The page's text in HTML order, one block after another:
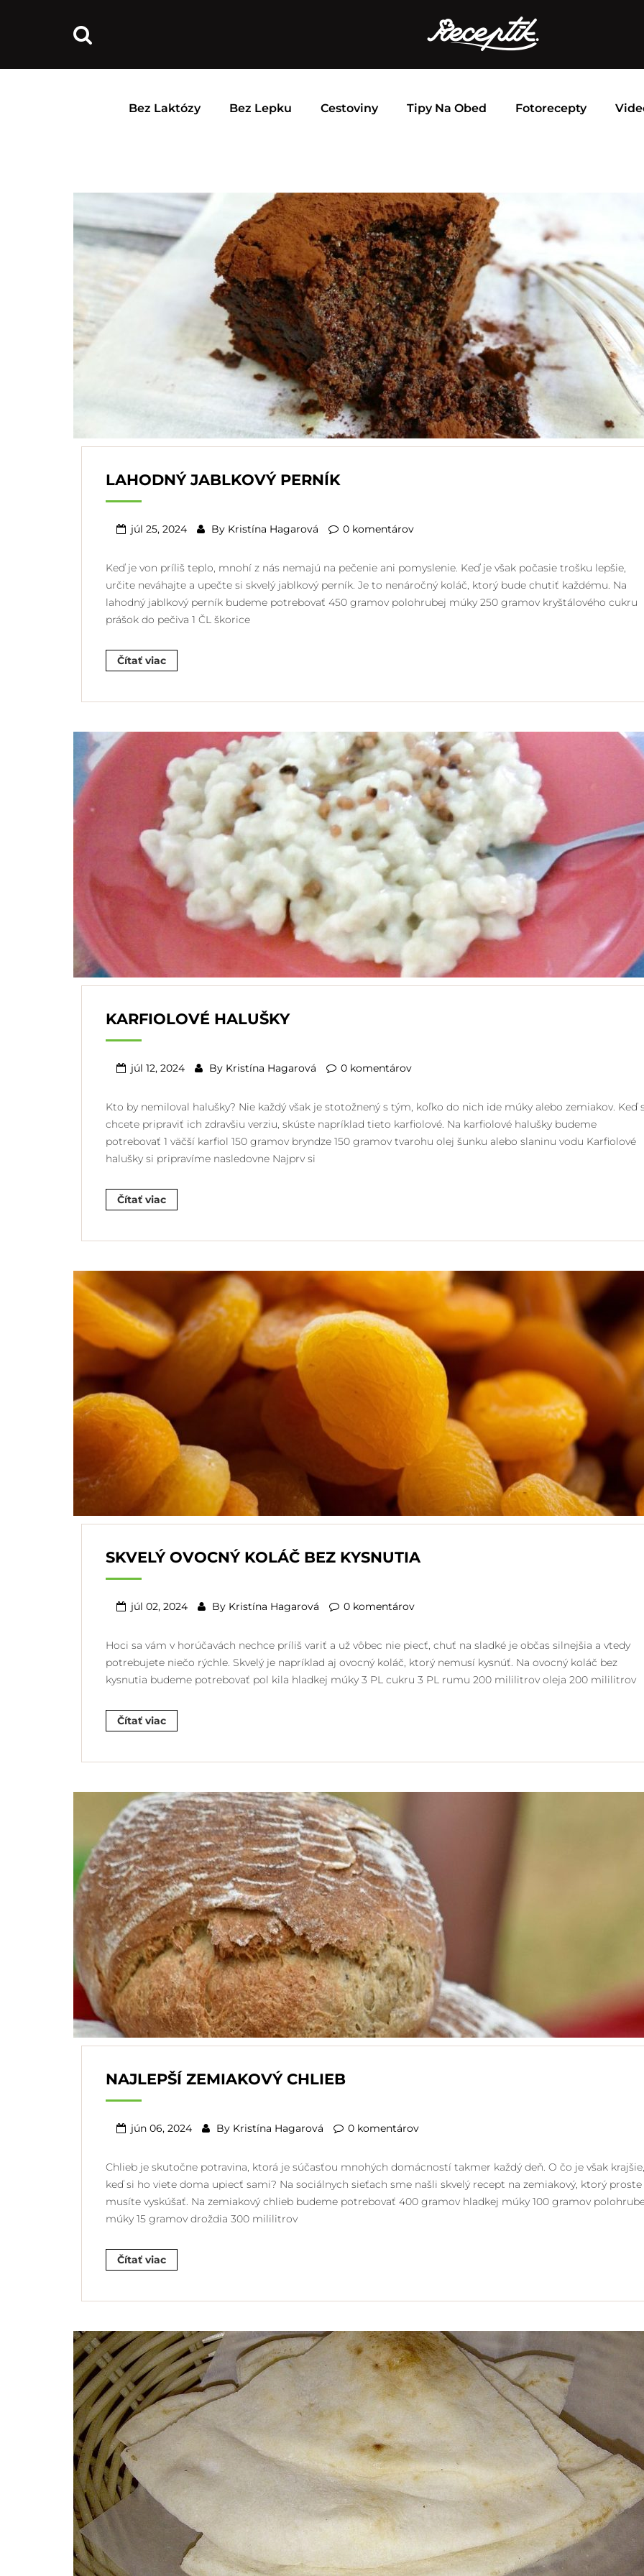
Bez Laktózy Bez Lepku Cestoviny Tipy Na Obed Fotorecepty
LAHODNÝ JABLKOVÝ PERNÍK
júl 25, 2024 By Kristína Hagarová 0 komentárov
Keď je von príliš teplo, mnohí z nás nemajú na pečenie ani pomyslenie. Keď je však počasie trošku lepšie,
určite neváhajte a upečte si skvelý jablkový perník. Je to nenáročný koláč, ktorý bude chutiť každému. Na
lahodný jablkový perník budeme potrebovať 450 gramov polohrubej múky 250 gramov kryštálového cukru
prášok do pečiva 1 ČL škorice
Čítať viac
KARFIOLOVÉ HALUŠKY
júl 12, 2024 By Kristína Hagarová 0 komentárov
Kto by nemiloval halušky? Nie každý však je stotožnený s tým, koľko do nich ide múky alebo zemiakov. Keď
chcete pripraviť ich zdravšiu verziu, skúste napríklad tieto karfiolové. Na karfiolové halušky budeme
potrebovať 1 väčší karfiol 150 gramov bryndze 150 gramov tvarohu olej šunku alebo slaninu vodu Karfiolové
halušky si pripravíme nasledovne Najprv si
Čítať viac
SKVELÝ OVOCNÝ KOLÁČ BEZ KYSNUTIA
júl 02, 2024 By Kristína Hagarová 0 komentárov
Hoci sa vám v horúčavách nechce príliš variť a už vôbec nie piecť, chuť na sladké je občas silnejšia a vtedy
potrebujete niečo rýchle. Skvelý je napríklad aj ovocný koláč, ktorý nemusí kysnúť. Na ovocný koláč bez
kysnutia budeme potrebovať pol kila hladkej múky 3 PL cukru 3 PL rumu 200 mililitrov oleja 200 mililitrov
Čítať viac
NAJLEPŠÍ ZEMIAKOVÝ CHLIEB
jún 06, 2024 By Kristína Hagarová 0 komentárov
Chlieb je skutočne potravina, ktorá je súčasťou mnohých domácností takmer každý deň. O čo je však krajšie,
keď si ho viete doma upiecť sami? Na sociálnych sieťach sme našli skvelý recept na zemiakový, ktorý proste
musíte vyskúšať. Na zemiakový chlieb budeme potrebovať 400 gramov hladkej múky 100 gramov
múky 15 gramov droždia 300 mililitrov
Čítať viac